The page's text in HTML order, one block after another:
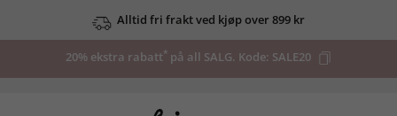
Alltid fri frakt ved kjøp over 899 kr
20% ekstra rabatt* på all SALG. Kode: SALE20